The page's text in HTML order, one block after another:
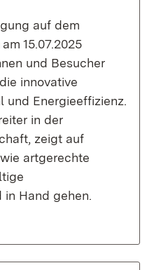
auf dem
15.07.2025
und Besucher
innovative
und Energieeffizienz.
in der
zeigt auf
artgerechte
in Hand gehen.